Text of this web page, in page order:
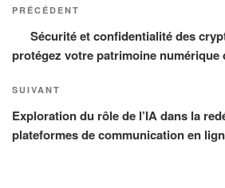
de
l’article
précédent
PRÉCÉDENT
Sécurité et confidentialité des
protégez votre patrimoine
Article
suivant
SUIVANT
Exploration du rôle de l’IA dans la
plateformes de communication en